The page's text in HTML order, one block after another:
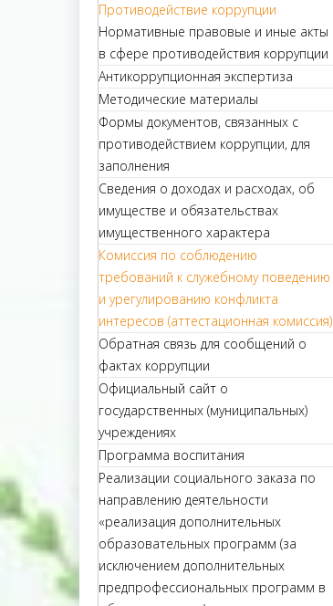
Противодействие коррупции
Нормативные правовые и иные акты
в сфере противодействия коррупции
Антикоррупционная экспертиза
Методические материалы
Формы документов, связанных с
противодействием коррупции, для
заполнения
Сведения о доходах и расходах, об
имуществе и обязательствах
имущественного характера
Комиссия по соблюдению
требований к служебному поведению
и урегулированию конфликта
интересов (аттестационная комиссия)
Обратная связь для сообщений о
фактах коррупции
Официальный сайт о
государственных (муниципальных)
учреждениях
Программа воспитания
Реализации социального заказа по
направлению деятельности
«реализация дополнительных
образовательных программ (за
исключением дополнительных
предпрофессиональных программ в